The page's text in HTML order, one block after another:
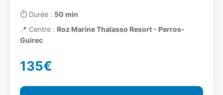
⏱️Durée : 50 min
📍 Centre : Roz Marine Thalasso Resort - Perros-
Guirec
135€